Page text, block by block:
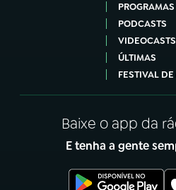
PROGRAMAS
PODCASTS
VIDEOCASTS
ÚLTIMAS
FESTIVAL
Baixe o app da
E tenha a gente